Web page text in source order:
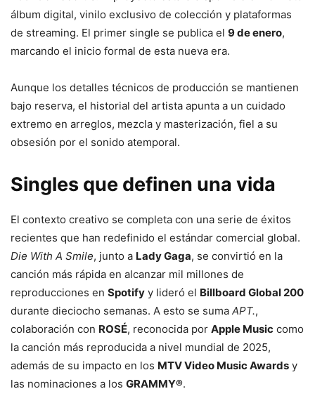
álbum digital, vinilo exclusivo de colección y plataformas
de streaming. El primer single se publica el 9 de enero,
marcando el inicio formal de esta nueva era.
Aunque los detalles técnicos de producción se mantienen
bajo reserva, el historial del artista apunta a un cuidado
extremo en arreglos, mezcla y masterización, fiel a su
obsesión por el sonido atemporal.
Singles que definen una vida
El contexto creativo se completa con una serie de éxitos
recientes que han redefinido el estándar comercial global.
Die With A Smile, junto a Lady Gaga, se convirtió en la
canción más rápida en alcanzar mil millones de
reproducciones en Spotify y lideró el Billboard Global 200
durante dieciocho semanas. A esto se suma APT.,
colaboración con ROSÉ, reconocida por Apple Music como
la canción más reproducida a nivel mundial de 2025,
además de su impacto en los MTV Video Music Awards y
las nominaciones a los GRAMMY®.